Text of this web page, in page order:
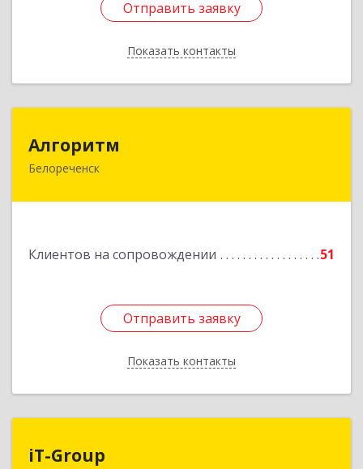
Отправить заявку
Показать контакты
Отправить заявку
Назад
Алгоритм
Белореченск
Клиентов на сопровождении 51
Отправить заявку
Показать контакты
352630, Краснодарский край, Белореченский р-
Отправить заявку
Назад
iT-Group